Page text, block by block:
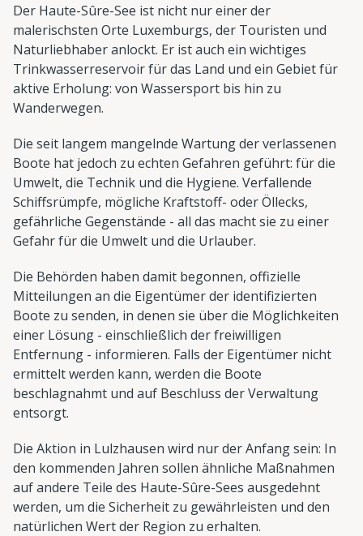
Der Haute-Sûre-See ist nicht nur einer der
malerischsten Orte Luxemburgs, der Touristen und
Naturliebhaber anlockt. Er ist auch ein wichtiges
Trinkwasserreservoir für das Land und ein Gebiet für
aktive Erholung: von Wassersport bis hin zu
Wanderwegen.
Die seit langem mangelnde Wartung der verlassenen
Boote hat jedoch zu echten Gefahren geführt: für die
Umwelt, die Technik und die Hygiene. Verfallende
Schiffsrümpfe, mögliche Kraftstoff- oder Öllecks,
gefährliche Gegenstände - all das macht sie zu einer
Gefahr für die Umwelt und die Urlauber.
Die Behörden haben damit begonnen, offizielle
Mitteilungen an die Eigentümer der identifizierten
Boote zu senden, in denen sie über die Möglichkeiten
einer Lösung - einschließlich der freiwilligen
Entfernung - informieren. Falls der Eigentümer nicht
ermittelt werden kann, werden die Boote
beschlagnahmt und auf Beschluss der Verwaltung
entsorgt.
Die Aktion in Lulzhausen wird nur der Anfang sein: In
den kommenden Jahren sollen ähnliche Maßnahmen
auf andere Teile des Haute-Sûre-Sees ausgedehnt
werden, um die Sicherheit zu gewährleisten und den
natürlichen Wert der Region zu erhalten.